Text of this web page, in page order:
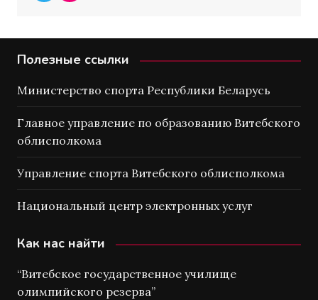
Полезные ссылки
Министерство спорта Республики Беларусь
Главное управление по образованию Витебского
облисполкома
Управление спорта Витебского облисполкома
Национальный центр электронных услуг
Как нас найти
“Витебское государственное училище
олимпийского резерва”